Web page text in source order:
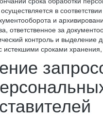
в
и
ответственное за
контроль и выделение
истекшими сроками